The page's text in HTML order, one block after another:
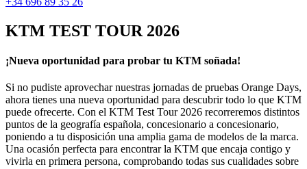
KTM TEST TOUR 2026
¡Nueva oportunidad para probar tu KTM soñada!
Si no pudiste aprovechar nuestras jornadas de pruebas Orange Days,
ahora tienes una nueva oportunidad para descubrir todo lo que KTM
puede ofrecerte. Con el KTM Test Tour 2026 recorreremos distintos
puntos de la geografía española, concesionario a concesionario,
poniendo a tu disposición una amplia gama de modelos de la marca.
Una ocasión perfecta para encontrar la KTM que encaja contigo y
vivirla en primera persona, comprobando todas sus cualidades sobre